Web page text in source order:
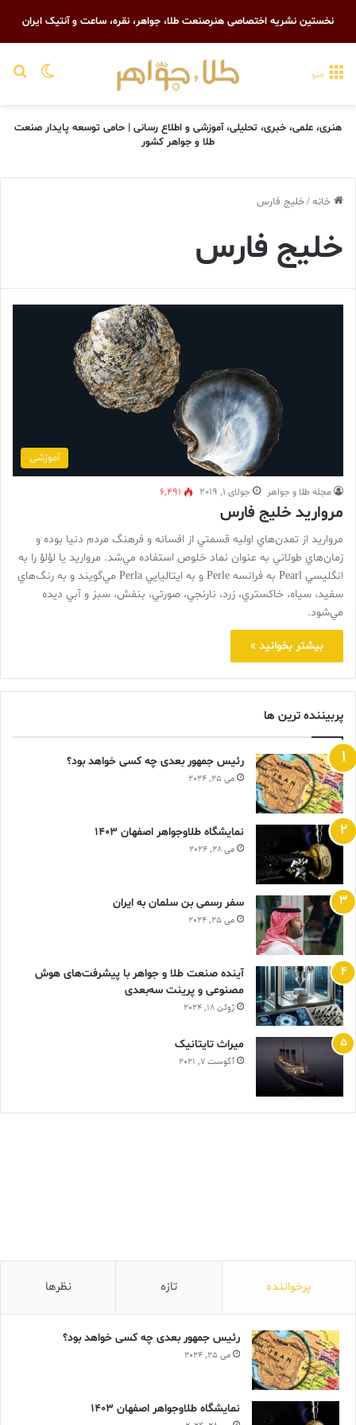
نخستین نشریه اختصاصی هنرصنعت طلا، جواهر، نقره، ساعت و آنتیک ایران
تغییر منو
هنری، علمی، خبری، تحلیلی، آموزشی و اطلاع رسانی | حامی توسعه پایدار صنعت
طلا و جواهر کشور
خانه/خلیج فارس
خلیج فارس
آموزشی
مجله طلا و جواهر جولای 1, 2019 6,491
مروارید خلیج فارس
مرواريد از تمدن‌هاي اوليه قسمتي از افسانه و فرهنگ مردم دنيا بوده و
زمان‌هاي طولاني به عنوان نماد خلوص استفاده مي‌شد. مرواريد يا لؤلؤ را به
انگليسي Pearl به فرانسه Perle و به ايتاليايي Perla مي‌گويند و به رنگ‌هاي
سفيد، سياه، خاکستري، زرد، نارنجي، صورتي، بنفش، سبز و آبي ديده
مي‌شود.
بیشتر بخوانید »
پربیننده ترین ها
رئیس جمهور بعدی چه کسی خواهد بود؟
می 25, 2024
نمایشگاه طلاوجواهر اصفهان 1403
می 28, 2024
سفر رسمی بن سلمان به ایران
می 25, 2024
آینده صنعت طلا و جواهر با پیشرفت‌های هوش
مصنوعی و پرینت سه‌بعدی
ژوئن 18, 2024
ميراث تايتانيک
آگوست 7, 2021
پرخواننده تازه نظرها
رئیس جمهور بعدی چه کسی خواهد بود؟
می 25, 2024
نمایشگاه طلاوجواهر اصفهان 1403